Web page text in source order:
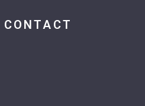
CONTACT